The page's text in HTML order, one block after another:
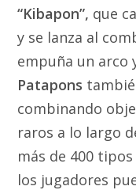
“Kibapon”, que
y se lanza al
empuña un arco
Patapons
combinando
raros a lo largo
más de 400
los jugadores